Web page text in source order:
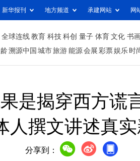
新华报刊 地方频道 承建网站 网
全球连线 教育 科技 科创 量子 体育 文化 书画
溯源中国 城市旅游 能源 会展 彩票娱乐 时
是揭穿西方谎
撰文讲述真实
分享到：